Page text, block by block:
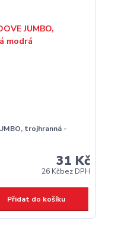
trojhranná -
31 Kč
26 Kčbez DPH
Přidat do košíku